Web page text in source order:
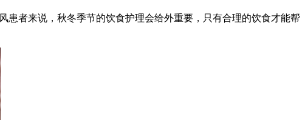
者来说，秋冬季节的饮食护理会给外重要，只有合理的饮食才能帮